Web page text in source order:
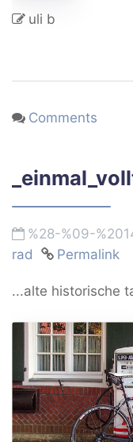
uli b
Comments
%28-%09-
rad
Permalink
...alte historische